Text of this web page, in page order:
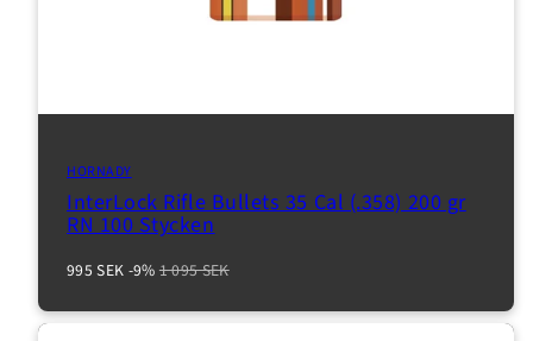
HORNADY
InterLock Rifle Bullets 35 Cal (.358) 200 gr
RN 100 Stycken
Reapris
995 SEK -9% Normalpris
1 095 SEK